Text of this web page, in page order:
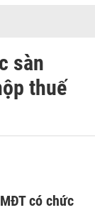
sàn
thuế
có chức